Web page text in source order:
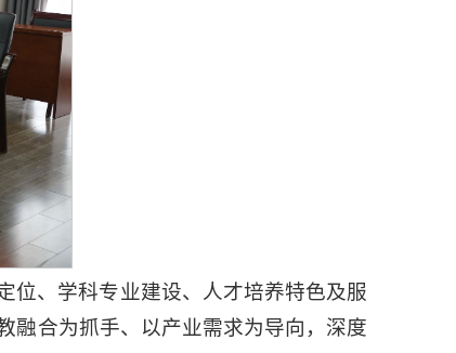
位、学科专业建设、人才培养特色及服
融合为抓手、以产业需求为导向，深度